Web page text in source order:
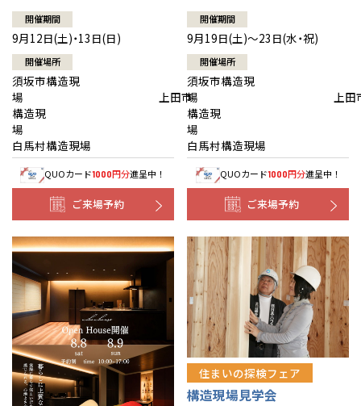
開催期間
9月12日(土)・13日(日)
開催場所
須坂市構造現
場 上田市
構造現
場
白馬村構造現場
QUOカード1000円分進呈中！
ご来場予約
開催期間
9月19日(土)～23日(水・祝)
開催場所
須坂市構造現
場 上田
構造現
白馬村構造現場
QUOカード1000円分進呈中！
ご来場予約
住まいの探検フェア
構造現場見学会